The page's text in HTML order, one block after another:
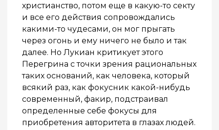
христианство, потом еще в какую-то секту
и все его действия сопровождались
какими-то чудесами, он мог прыгать
через огонь и ему ничего не было и так
далее. Но Лукиан критикует этого
Перегрина с точки зрения рациональных
таких оснований, как человека, который
всякий раз, как фокусник какой-нибудь
современный, факир, подстраивал
определенные себе фокусы для
приобретения авторитета в глазах людей.